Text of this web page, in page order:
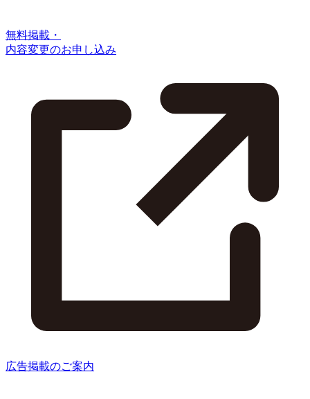
無料掲載・
内容変更のお申し込み
広告掲載のご案内